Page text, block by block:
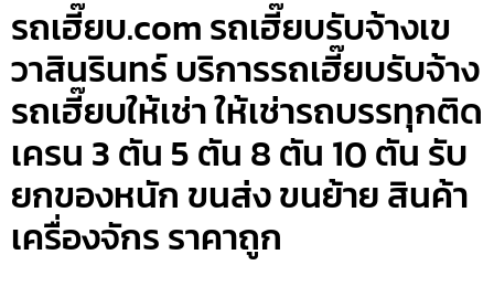
รถเฮี๊ยบ.com รถเฮี๊ยบรับจ้างเข
วาสินรินทร์ บริการรถเฮี๊ยบรับจ้าง
รถเฮี๊ยบให้เช่า ให้เช่ารถบรรทุกติด
เครน 3 ตัน 5 ตัน 8 ตัน 10 ตัน รับ
ยกของหนัก ขนส่ง ขนย้าย สินค้า
เครื่องจักร ราคาถูก